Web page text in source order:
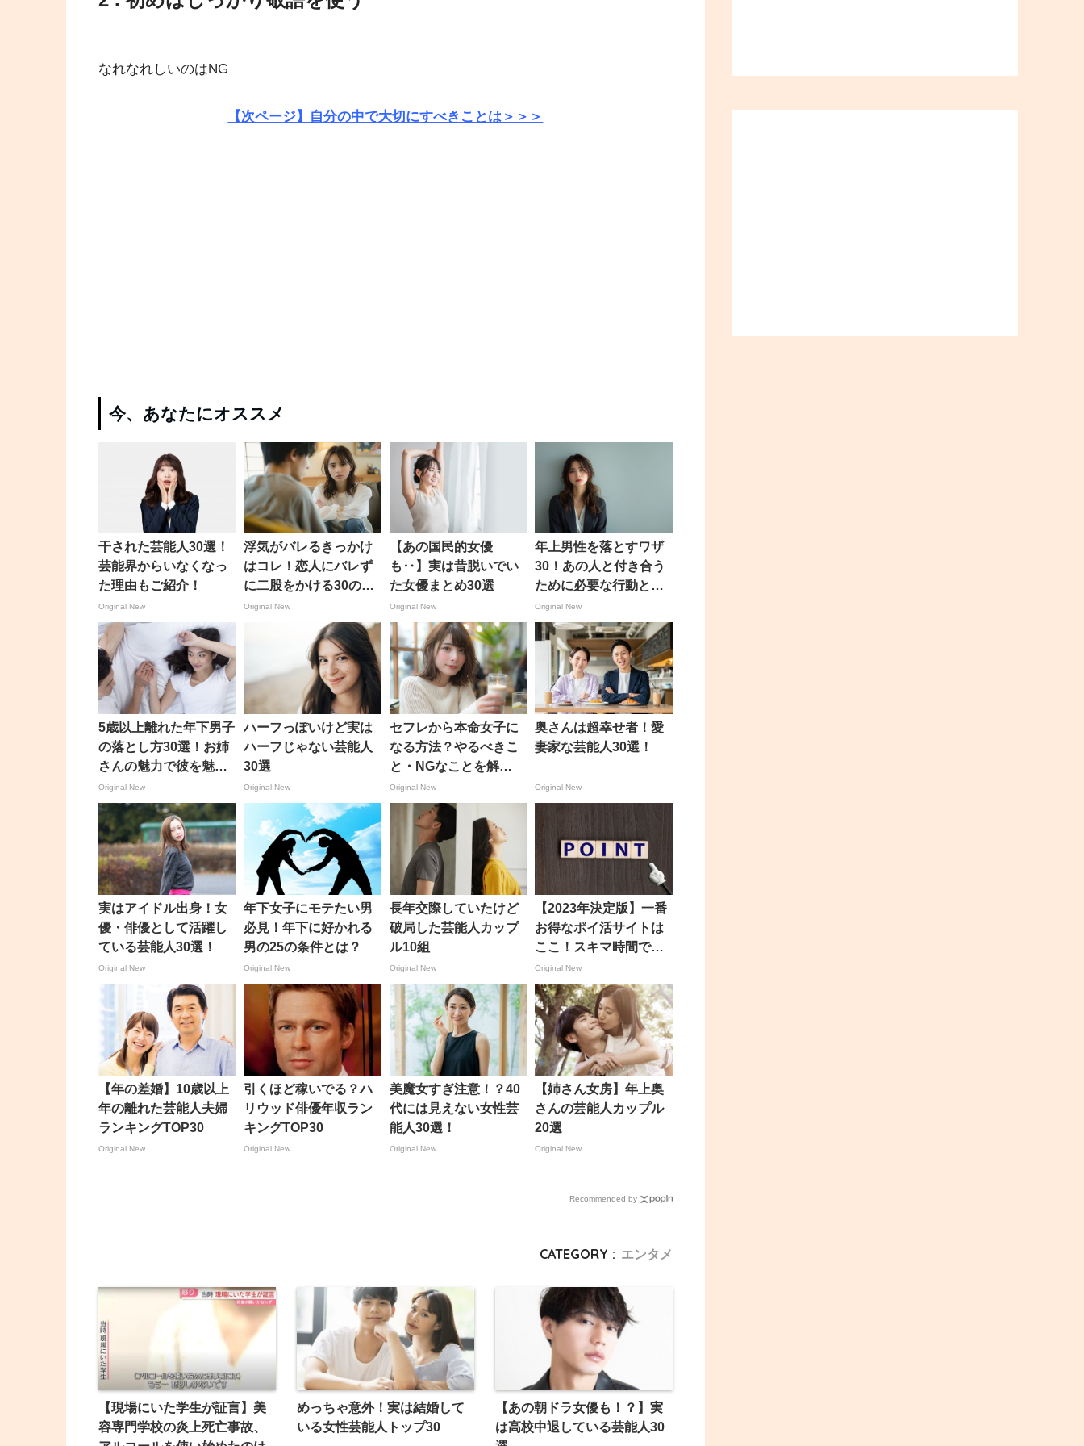
なれなれしいのはNG
【次ページ】自分の中で大切にすべきことは＞＞＞
今、あなたにオススメ
干された芸能人30選！
芸能界からいなくなっ
た理由もご紹介！
Original New
浮気がバレるきっかけ
はコレ！恋人にバレず
に二股をかける30のテ
クニックを解説！
Original New
【あの国民的女優
も‥】実は昔脱いでい
た女優まとめ30選
Original New
年上男性を落とすワザ
30！あの人と付き合う
ために必要な行動と
は？
Original New
5歳以上離れた年下男子
の落とし方30選！お姉
さんの魅力で彼を魅了
して！
Original New
ハーフっぽいけど実は
ハーフじゃない芸能人
30選
Original New
セフレから本命女子に
なる方法？やるべきこ
と・NGなことを解
説！！
Original New
奥さんは超幸せ者！愛
妻家な芸能人30選！
Original New
実はアイドル出身！女
優・俳優として活躍し
ている芸能人30選！
Original New
年下女子にモテたい男
必見！年下に好かれる
男の25の条件とは？
Original New
長年交際していたけど
破局した芸能人カップ
ル10組
Original New
【2023年決定版】一番
お得なポイ活サイトは
ここ！スキマ時間でガ
ンガン稼ごう♪
Original New
【年の差婚】10歳以上
年の離れた芸能人夫婦
ランキングTOP30
Original New
引くほど稼いでる？ハ
リウッド俳優年収ラン
キングTOP30
Original New
美魔女すぎ注意！？40
代には見えない女性芸
能人30選！
Original New
【姉さん女房】年上奥
さんの芸能人カップル
20選
Original New
Recommended by
CATEGORY : エンタメ
【現場にいた学生が証言】美
容専門学校の炎上死亡事故、
めっちゃ意外！実は結婚して
いる女性芸能人トップ30
【あの朝ドラ女優も！？】実
は高校中退している芸能人30